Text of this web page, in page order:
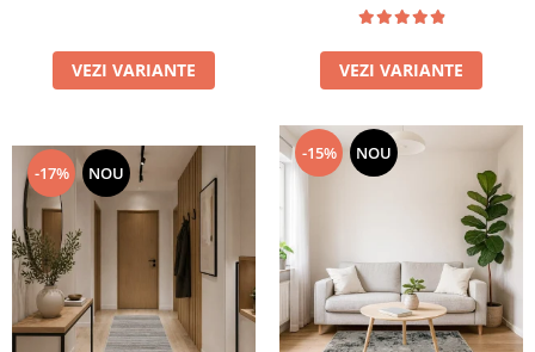
VEZI VARIANTE VEZI VARIANTE
-17% NOU
-15% NOU